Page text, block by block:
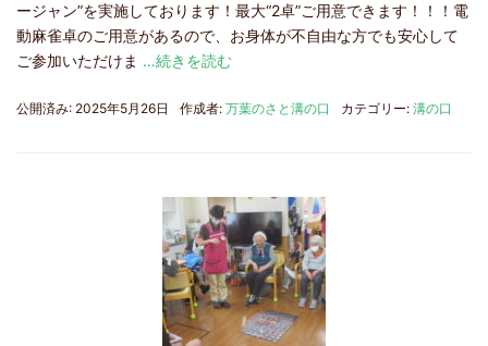
ージャン”を実施しております！最大“2卓”ご用意できます！！！電
動麻雀卓のご用意があるので、お身体が不自由な方でも安心して
ご参加いただけま …続きを読む
公開済み: 2025年5月26日 作成者: 万葉のさと溝の口 カテゴリー: 溝の口